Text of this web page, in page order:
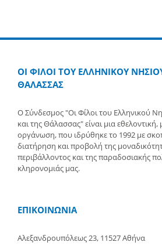
ΟΙ ΦΙΛΟΙ ΤΟΥ ΕΛΛΗΝΙΚΟΥ
ΘΑΛΑΣΣΑΣ
Ο Σύνδεσμος "Οι Φίλοι του Ελληνικού
και της Θάλασσας" είναι μια
οργάνωση, που ιδρύθηκε το 1992 με
διατήρηση και προβολή της
περιβάλλοντος και της παραδοσιακής
κληρονομιάς μας.
ΕΠΙΚΟΙΝΩΝΙΑ
Αλεξανδρουπόλεως 23, 11527 Αθήνα